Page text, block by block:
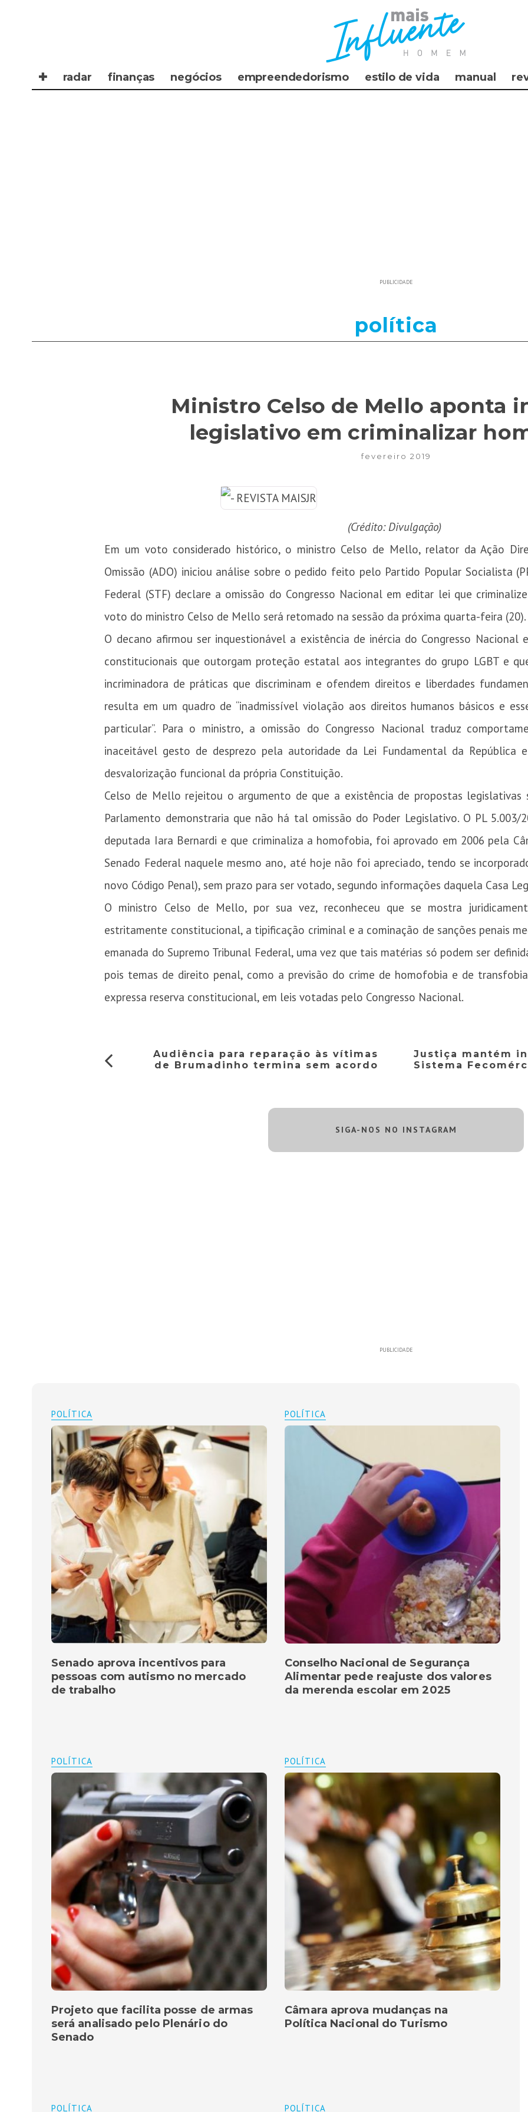
✚ radar finanças negócios empreendedorismo estilo de vida manual
PUBLICIDADE
política
Ministro Celso de Mello aponta
legislativo em criminalizar
fevereiro 2019
(Crédito: Divulgação)
Em um voto considerado histórico, o ministro Celso de Mello, relator da Ação
Omissão (ADO) iniciou análise sobre o pedido feito pelo Partido Popular Socialista
Federal (STF) declare a omissão do Congresso Nacional em editar lei que
voto do ministro Celso de Mello será retomado na sessão da próxima quarta-feira (20).
O decano afirmou ser inquestionável a existência de inércia do Congresso Nacional
constitucionais que outorgam proteção estatal aos integrantes do grupo LGBT e
incriminadora de práticas que discriminam e ofendem direitos e liberdades
resulta em um quadro de “inadmissível violação aos direitos humanos básicos e
particular”. Para o ministro, a omissão do Congresso Nacional traduz
inaceitável gesto de desprezo pela autoridade da Lei Fundamental da República
desvalorização funcional da própria Constituição.
Celso de Mello rejeitou o argumento de que a existência de propostas
Parlamento demonstraria que não há tal omissão do Poder Legislativo. O PL
deputada Iara Bernardi e que criminaliza a homofobia, foi aprovado em 2006 pela
Senado Federal naquele mesmo ano, até hoje não foi apreciado, tendo se
novo Código Penal), sem prazo para ser votado, segundo informações daquela Casa
O ministro Celso de Mello, por sua vez, reconheceu que se mostra
estritamente constitucional, a tipificação criminal e a cominação de sanções penais
emanada do Supremo Tribunal Federal, uma vez que tais matérias só podem ser
pois temas de direito penal, como a previsão do crime de homofobia e de
expressa reserva constitucional, em leis votadas pelo Congresso Nacional.
Audiência para reparação às vítimas
de Brumadinho termina sem acordo
Justiça mantém
Sistema
SIGA-NOS NO INSTAGRAM
PUBLICIDADE
POLÍTICA
Conselho Nacional de Segurança
Alimentar pede reajuste dos valores
da merenda escolar em 2025
POLÍTICA
Senado aprova incentivos para
pessoas com autismo no mercado
de trabalho
POLÍTICA
Câmara aprova mudanças na
Política Nacional do Turismo
POLÍTICA
Projeto que facilita posse de armas
será analisado pelo Plenário do
Senado
POLÍTICA
POLÍTICA